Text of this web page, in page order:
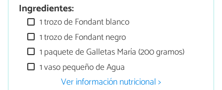
Ingredientes:
1 trozo de Fondant blanco
1 trozo de Fondant negro
1 paquete de Galletas María (200 gramos)
1 vaso pequeño de Agua
Ver información nutricional >